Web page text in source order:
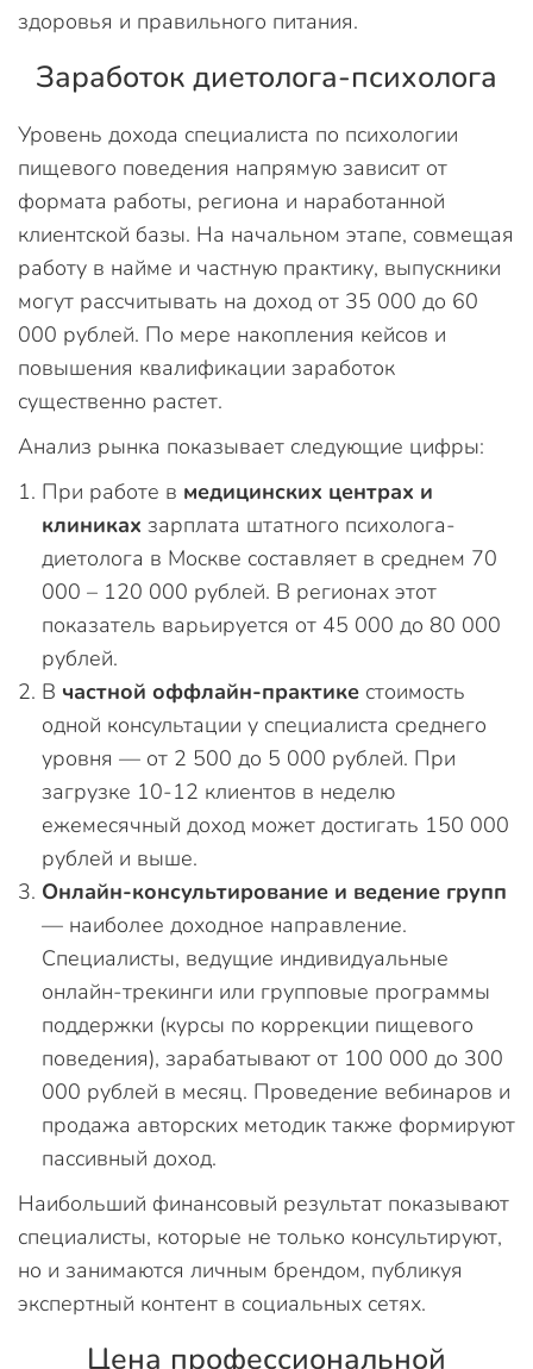
здоровья и правильного питания.
Заработок диетолога-психолога
Уровень дохода специалиста по психологии
пищевого поведения напрямую зависит от
формата работы, региона и наработанной
клиентской базы. На начальном этапе, совмещая
работу в найме и частную практику, выпускники
могут рассчитывать на доход от 35 000 до 60
000 рублей. По мере накопления кейсов и
повышения квалификации заработок
существенно растет.
Анализ рынка показывает следующие цифры:
При работе в медицинских центрах и
клиниках зарплата штатного психолога-
диетолога в Москве составляет в среднем 70
000 – 120 000 рублей. В регионах этот
показатель варьируется от 45 000 до 80 000
рублей.
В частной оффлайн-практике стоимость
одной консультации у специалиста среднего
уровня — от 2 500 до 5 000 рублей. При
загрузке 10-12 клиентов в неделю
ежемесячный доход может достигать 150 000
рублей и выше.
Онлайн-консультирование и ведение групп
— наиболее доходное направление.
Специалисты, ведущие индивидуальные
онлайн-трекинги или групповые программы
поддержки (курсы по коррекции пищевого
поведения), зарабатывают от 100 000 до 300
000 рублей в месяц. Проведение вебинаров и
продажа авторских методик также формируют
пассивный доход.
Наибольший финансовый результат показывают
специалисты, которые не только консультируют,
но и занимаются личным брендом, публикуя
экспертный контент в социальных сетях.
Цена профессиональной